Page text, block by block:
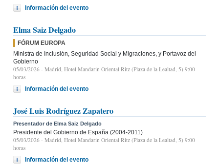
Información del evento
Elma Saiz Delgado
FÓRUM EUROPA
Ministra de Inclusión, Seguridad Social y Migraciones, y Portavoz del
Gobierno
05/03/2026 - Madrid, Hotel Mandarin Oriental Ritz (Plaza de la Lealtad, 5) 9:00
horas
Información del evento
José Luis Rodríguez Zapatero
Presentador de Elma Saiz Delgado
Presidente del Gobierno de España (2004-2011)
05/03/2026 - Madrid, Hotel Mandarin Oriental Ritz (Plaza de la Lealtad, 5) 9:00
horas
Información del evento